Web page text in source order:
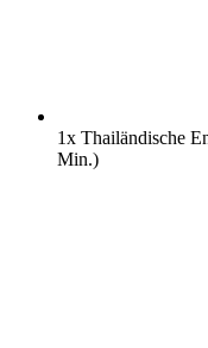
1x Thailändische
Min.)